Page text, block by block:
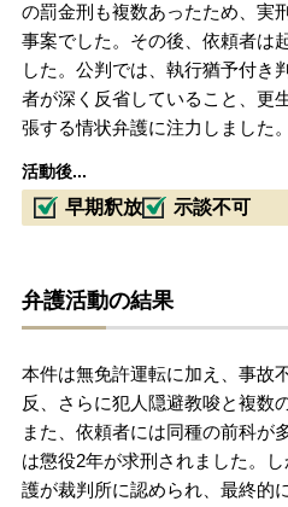
の罰金刑も複数あったため、実
事案でした。その後、依頼者は
した。公判では、執行猶予付き
者が深く反省していること、更
張する情状弁護に注力しました。
活動後...
早期釈放 示談不可
弁護活動の結果
本件は無免許運転に加え、事故
反、さらに犯人隠避教唆と複数
また、依頼者には同種の前科が
は懲役2年が求刑されました。
護が裁判所に認められ、最終的